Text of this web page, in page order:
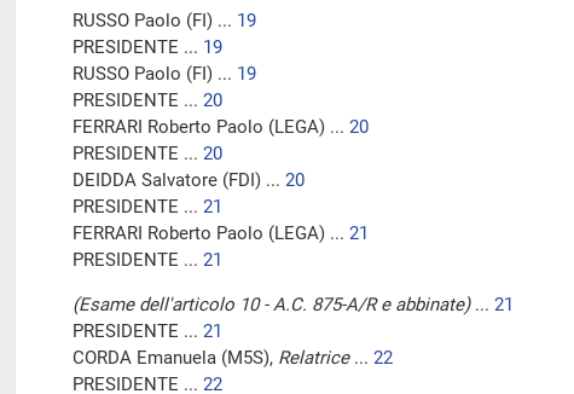
RUSSO Paolo (FI) ... 19
PRESIDENTE ... 19
RUSSO Paolo (FI) ... 19
PRESIDENTE ... 20
FERRARI Roberto Paolo (LEGA) ... 20
PRESIDENTE ... 20
DEIDDA Salvatore (FDI) ... 20
PRESIDENTE ... 21
FERRARI Roberto Paolo (LEGA) ... 21
PRESIDENTE ... 21
(Esame dell'articolo 10 - A.C. 875-A/R e abbinate)... 21
PRESIDENTE ... 21
CORDA Emanuela (M5S), Relatrice... 22
PRESIDENTE ... 22